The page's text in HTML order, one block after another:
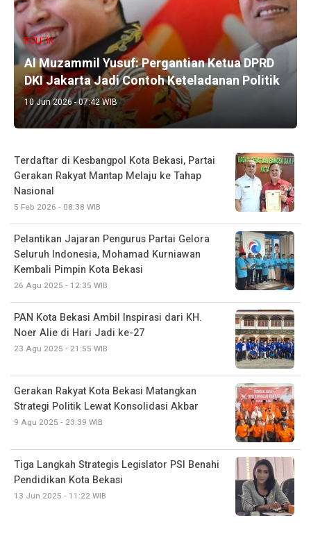
POLITIK
Al Muzammil Yusuf: Pergantian Ketua DPRD
DKI Jakarta Jadi Contoh Keteladanan Politik
10 Jun 2026 - 07:42 WIB
Terdaftar di Kesbangpol Kota Bekasi, Partai
Gerakan Rakyat Mantap Melaju ke Tahap
Nasional
5 Feb 2026 - 08:38 WIB
Pelantikan Jajaran Pengurus Partai Gelora
Seluruh Indonesia, Mohamad Kurniawan
Kembali Pimpin Kota Bekasi
26 Agu 2025 - 12:35 WIB
PAN Kota Bekasi Ambil Inspirasi dari KH.
Noer Alie di Hari Jadi ke-27
23 Agu 2025 - 21:55 WIB
Gerakan Rakyat Kota Bekasi Matangkan
Strategi Politik Lewat Konsolidasi Akbar
9 Agu 2025 - 23:39 WIB
Tiga Langkah Strategis Legislator PSI Benahi
Pendidikan Kota Bekasi
13 Jun 2025 - 11:22 WIB